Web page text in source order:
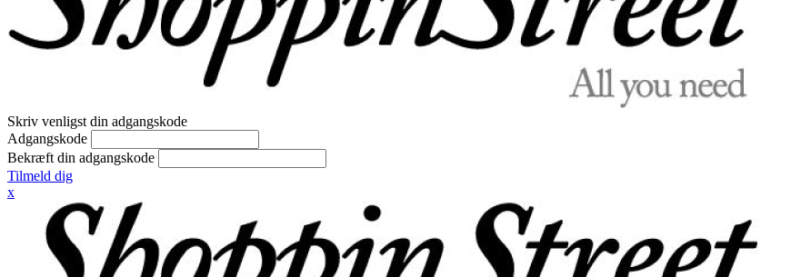
Skriv venligst din adgangskode
Adgangskode
Bekræft din adgangskode
Tilmeld dig
x